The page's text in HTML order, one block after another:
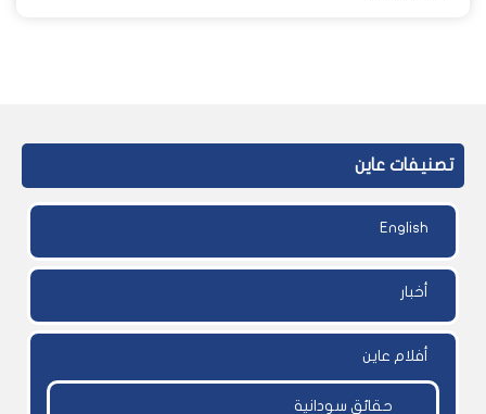
تصنيفات عاين
English
أخبار
أفلام عاين
حقائق سودانية